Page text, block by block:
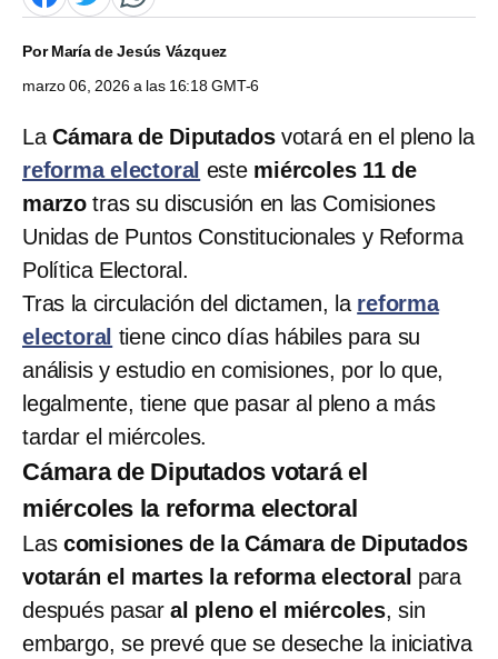
PorMaría de Jesús Vázquez
marzo 06, 2026 a las 16:18 GMT-6
La Cámara de Diputadosvotará en el pleno la
reforma electoral este miércoles 11 de
marzo tras su discusión en las Comisiones
Unidas de Puntos Constitucionales y Reforma
Política Electoral.
Tras la circulación del dictamen, la reforma
electoral tiene cinco días hábiles para su
análisis y estudio en comisiones, por lo que,
legalmente, tiene que pasar al pleno a más
tardar el miércoles.
Cámara de Diputados votará el
miércoles la reforma electoral
Las comisiones de la Cámara de Diputados
votarán el martes la reforma electoral para
después pasaral pleno el miércoles, sin
embargo, se prevé que se deseche la iniciativa